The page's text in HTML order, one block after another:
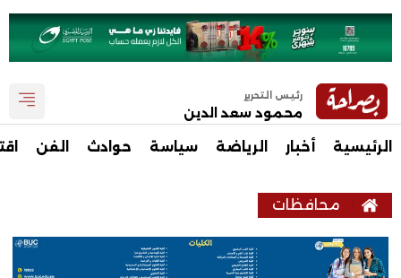
رئيس التحرير
محمود سعد الدين
الرئيسية أخبار الرياضة سياسة حوادث الفن
محافظات